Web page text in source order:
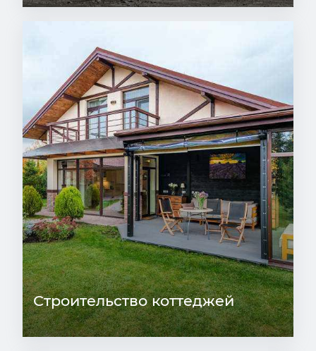
Строительство коттеджей